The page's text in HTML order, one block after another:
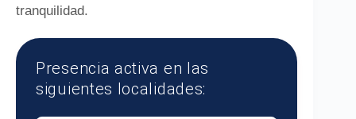
tranquilidad.
Presencia activa en las
siguientes localidades: